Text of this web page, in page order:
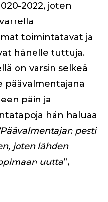
2022, joten
toimintatavat ja
hänelle tuttuja.
on varsin selkeä
päävalmentajana
päin ja
hän haluaa
pesti
joten lähden
uutta”,